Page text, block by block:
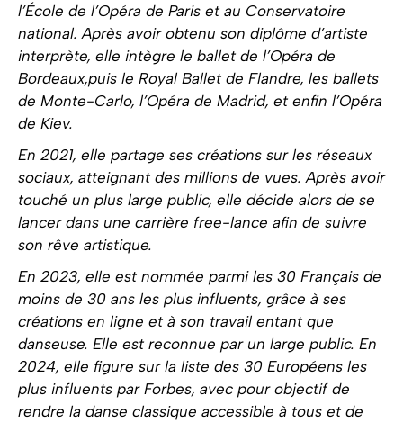
l’École de l’Opéra de Paris et au Conservatoire
national. Après avoir obtenu son diplôme d’artiste
interprète, elle intègre le ballet de l’Opéra de
Bordeaux,puis le Royal Ballet de Flandre, les ballets
de Monte-Carlo, l’Opéra de Madrid, et enfin l’Opéra
de Kiev.
En 2021, elle partage ses créations sur les réseaux
sociaux, atteignant des millions de vues. Après avoir
touché un plus large public, elle décide alors de se
lancer dans une carrière free-lance afin de suivre
son rêve artistique.
En 2023, elle est nommée parmi les 30 Français de
moins de 30 ans les plus influents, grâce à ses
créations en ligne et à son travail entant que
danseuse. Elle est reconnue par un large public. En
2024, elle figure sur la liste des 30 Européens les
plus influents par Forbes, avec pour objectif de
rendre la danse classique accessible à tous et de